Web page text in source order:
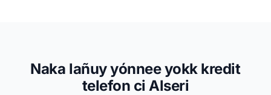
Naka lañuy yónnee yokk kredit
telefon ci Alseri